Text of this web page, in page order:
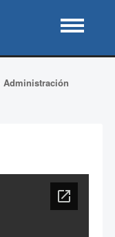
Administración